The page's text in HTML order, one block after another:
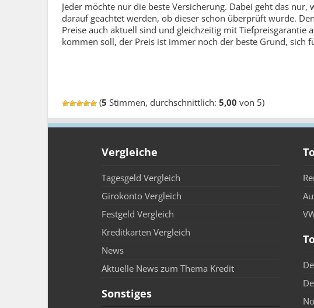
Jeder möchte nur die beste Versicherung. Dabei geht das
darauf geachtet werden, ob dieser schon überprüft wurde.
Preise auch aktuell sind und gleichzeitig mit Tiefpreisgarantie
kommen soll, der Preis ist immer noch der beste Grund, sich
(5 Stimmen, durchschnittlich: 5,00 von 5)
Vergleiche
Tagesgeld Vergleich
Girokonto Vergleich
Festgeld Vergleich
Kreditkarten Vergleich
News
Aktuelle News zum Thema Kredit
Sonstiges